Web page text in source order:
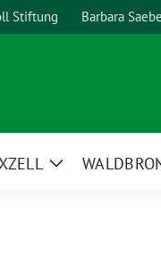
Stiftung Barbara
Zeige